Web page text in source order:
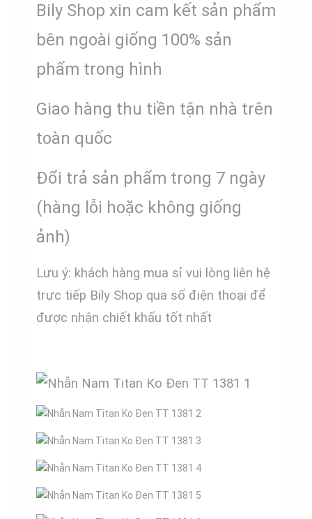
Bily Shop xin cam kết sản phẩm
bên ngoài giống 100% sản
phẩm trong hình
Giao hàng thu tiền tận nhà trên
toàn quốc
Đổi trả sản phẩm trong 7 ngày
(hàng lỗi hoặc không giống
ảnh)
Lưu ý: khách hàng mua sỉ vui lòng liên hệ
trực tiếp Bily Shop qua số điện thoại để
được nhận chiết khấu tốt nhất